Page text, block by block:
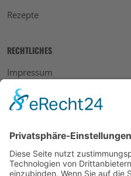
Rezepte
RECHTLICHES
Impressum
Datenschutz
AGB
Widerrufsbelehrung
Bankdaten